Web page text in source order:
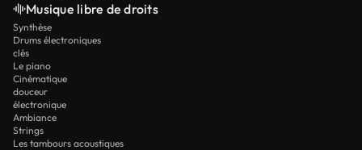
Musique libre de droits
Synthèse
Drums électroniques
clés
Le piano
Cinématique
douceur
électronique
Ambiance
Strings
Les tambours acoustiques